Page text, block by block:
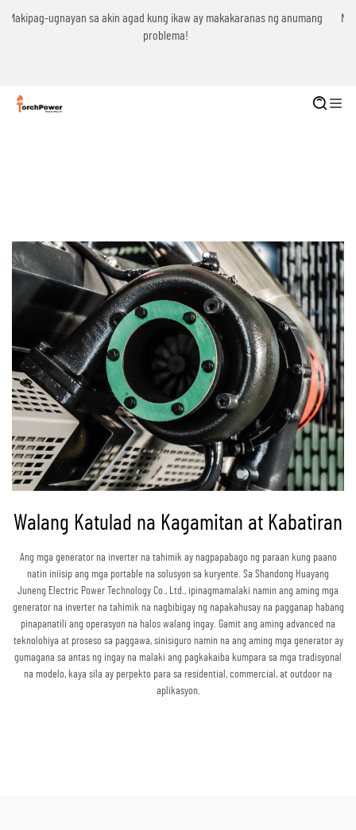
Makipag-ugnayan sa akin agad kung ikaw ay makakaranas ng anumang
problema!
Walang Katulad na Kagamitan at Kabatiran
Ang mga generator na inverter na tahimik ay nagpapabago ng paraan kung paano
natin iniisip ang mga portable na solusyon sa kuryente. Sa Shandong Huayang
Juneng Electric Power Technology Co., Ltd., ipinagmamalaki namin ang aming mga
generator na inverter na tahimik na nagbibigay ng napakahusay na pagganap habang
pinapanatili ang operasyon na halos walang ingay. Gamit ang aming advanced na
teknolohiya at proseso sa paggawa, sinisiguro namin na ang aming mga generator ay
gumagana sa antas ng ingay na malaki ang pagkakaiba kumpara sa mga tradisyonal
na modelo, kaya sila ay perpekto para sa residential, commercial, at outdoor na
aplikasyon.